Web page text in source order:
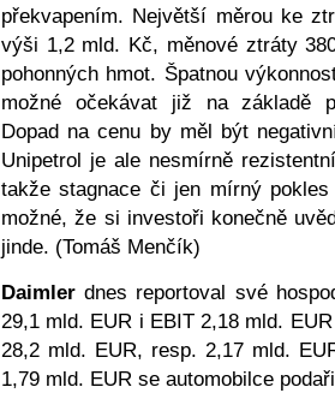
překvapením. Největší měrou ke
výši 1,2 mld. Kč, měnové ztráty
pohonných hmot. Špatnou
možné očekávat již na základě
Dopad na cenu by měl být
Unipetrol je ale nesmírně
takže stagnace či jen mírný
možné, že si investoři konečně
jinde. (Tomáš Menčík)
Daimler dnes reportoval své
29,1 mld. EUR i EBIT 2,18 mld.
28,2 mld. EUR, resp. 2,17 mld.
1,79 mld. EUR se automobilce